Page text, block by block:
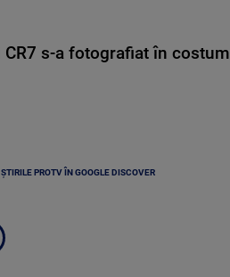
CR7 s-a fotografiat în costum
PROTV ÎN GOOGLE DISCOVER